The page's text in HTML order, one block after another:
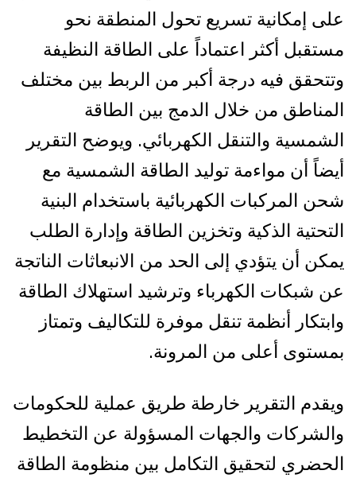
على إمكانية تسريع تحول المنطقة نحو
مستقبل أكثر اعتماداً على الطاقة النظيفة
وتتحقق فيه درجة أكبر من الربط بين مختلف
المناطق من خلال الدمج بين الطاقة
الشمسية والتنقل الكهربائي. ويوضح التقرير
أيضاً أن مواءمة توليد الطاقة الشمسية مع
شحن المركبات الكهربائية باستخدام البنية
التحتية الذكية وتخزين الطاقة وإدارة الطلب
يمكن أن يتؤدي إلى الحد من الانبعاثات الناتجة
عن شبكات الكهرباء وترشيد استهلاك الطاقة
وابتكار أنظمة تنقل موفرة للتكاليف وتمتاز
بمستوى أعلى من المرونة.
ويقدم التقرير خارطة طريق عملية للحكومات
والشركات والجهات المسؤولة عن التخطيط
الحضري لتحقيق التكامل بين منظومة الطاقة